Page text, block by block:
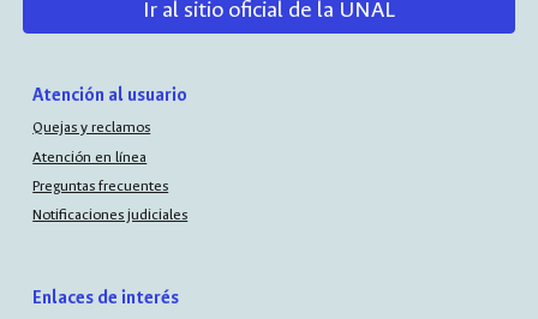
Ir al sitio oficial de la UNAL
Atención al usuario
Quejas y reclamos
Atención en línea
Preguntas frecuentes
Notificaciones judiciales
Enlaces de interés